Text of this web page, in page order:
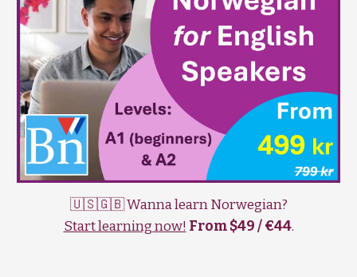
🇺🇸🇬🇧 Wanna learn Norwegian?
Start learning now! From $49 / €44.